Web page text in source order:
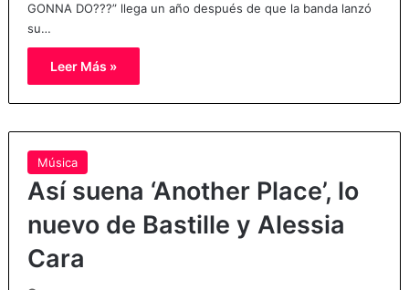
GONNA DO???” llega un año después de que la banda lanzó
su…
Leer Más »
Música
Así suena ‘Another Place’, lo
nuevo de Bastille y Alessia
Cara